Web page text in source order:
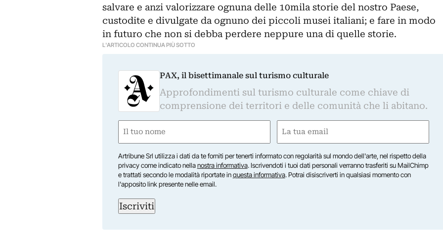
salvare e anzi valorizzare ognuna delle 10mila storie del nostro Paese,
custodite e divulgate da ognuno dei piccoli musei italiani; e fare in modo
in futuro che non si debba perdere neppure una di quelle storie.
L'ARTICOLO CONTINUA PIÙ SOTTO
PAX, il bisettimanale sul turismo culturale
Approfondimenti sul turismo culturale come chiave di
comprensione dei territori e delle comunità che li abitano.
Nome
First
Email
Artribune Srl utilizza i dati da te forniti per tenerti informato con regolarità sul mondo dell'arte, nel rispetto della
privacy come indicato nellanostra informativa. Iscrivendoti i tuoi dati personali verranno trasferiti su MailChimp
e trattati secondo le modalità riportate inquesta informativa. Potrai disiscriverti in qualsiasi momento con
l'apposito link presente nelle email.
Iscriviti